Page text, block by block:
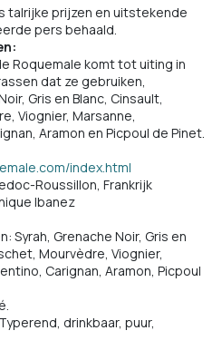
talrijke prijzen en uitstekende
pers behaald.
Roquemale komt tot uiting in
dat ze gebruiken,
Gris en Blanc, Cinsault,
Viognier, Marsanne,
Aramon en Picpoul de Pinet.
index.html
Roussillon, Frankrijk
Ibanez
Syrah, Grenache Noir, Gris en
Mourvèdre, Viognier,
Carignan, Aramon, Picpoul
drinkbaar, puur,